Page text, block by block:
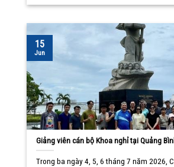
Giảng viên cán bộ Khoa nghỉ tại Quảng
Trong ba ngày 4, 5, 6 tháng 7 năm 2026,
15
Jun